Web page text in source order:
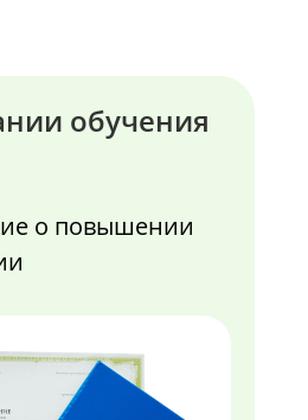
обучения
о повышении